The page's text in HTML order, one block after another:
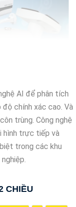
AI để phân tích
chính xác cao. Và
trùng. Công nghệ
hình trực tiếp và
trong các khu
CHIỀU